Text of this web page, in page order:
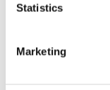
Statistics
Marketing